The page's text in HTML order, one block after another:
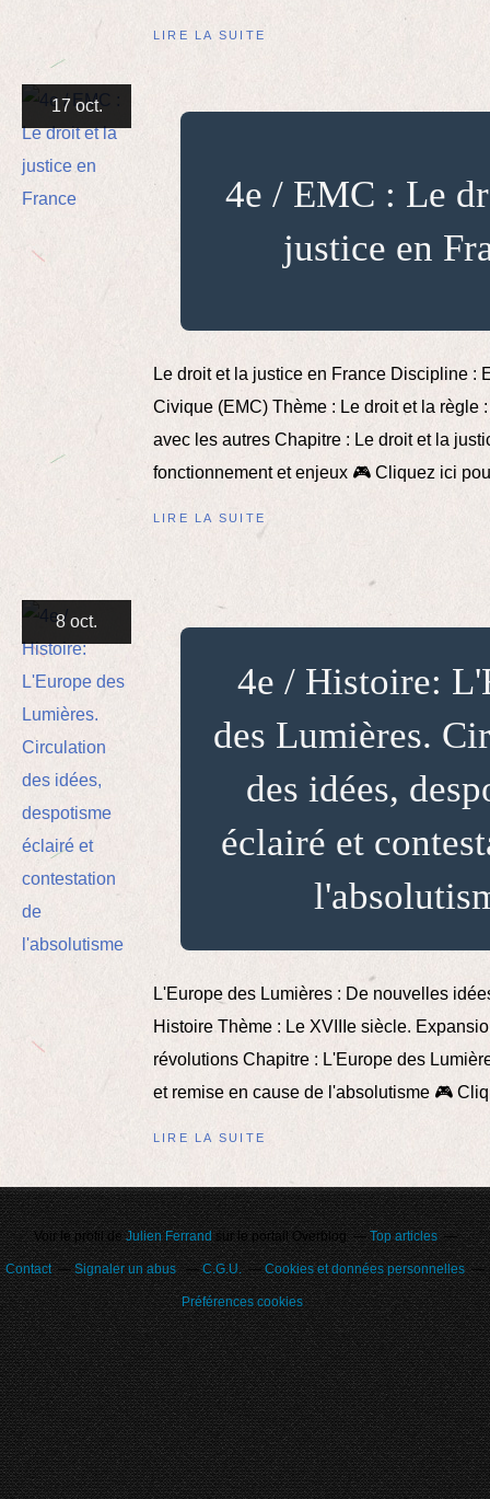
LIRE LA SUITE
17 oct.
4e / EMC : Le
justice en
Le droit et la justice en France Discipline :
Civique (EMC) Thème : Le droit et la règle
avec les autres Chapitre : Le droit et la
fonctionnement et enjeux 🎮 Cliquez ici
LIRE LA SUITE
8 oct.
4e / Histoire:
des Lumières.
des idées,
éclairé et
L'Europe des Lumières : De nouvelles
Histoire Thème : Le XVIIIe siècle.
révolutions Chapitre : L'Europe des
et remise en cause de l'absolutisme 🎮
LIRE LA SUITE
Voir le profil deJulien Ferrand sur le portail Overblog Top articles
Contact Signaler un abus C.G.U. Cookies et données personnelles
Préférences cookies